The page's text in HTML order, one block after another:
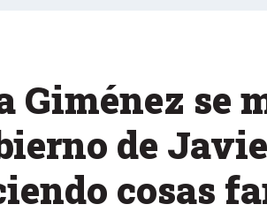
Giménez se
de
cosas